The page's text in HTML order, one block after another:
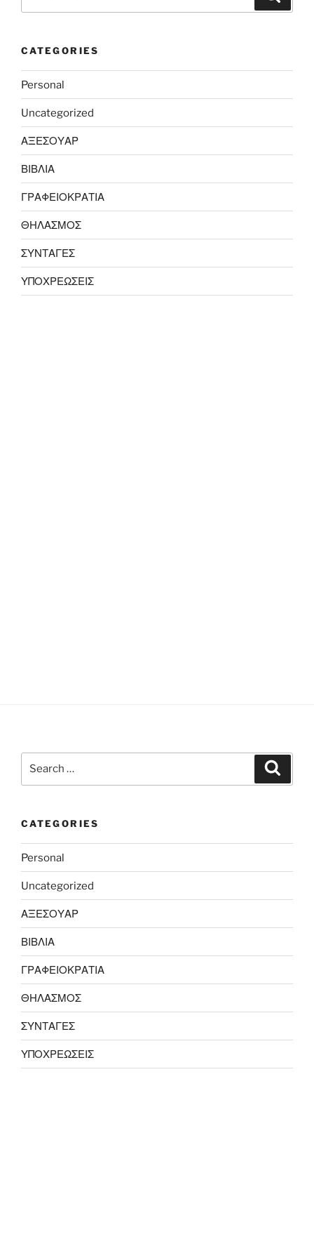
CATEGORIES
Personal
Uncategorized
ΑΞΕΣΟΥΑΡ
ΒΙΒΛΙΑ
ΓΡΑΦΕΙΟΚΡΑΤΙΑ
ΘΗΛΑΣΜΟΣ
ΣΥΝΤΑΓΕΣ
ΥΠΟΧΡΕΩΣΕΙΣ
CATEGORIES
Personal
Uncategorized
ΑΞΕΣΟΥΑΡ
ΒΙΒΛΙΑ
ΓΡΑΦΕΙΟΚΡΑΤΙΑ
ΘΗΛΑΣΜΟΣ
ΣΥΝΤΑΓΕΣ
ΥΠΟΧΡΕΩΣΕΙΣ